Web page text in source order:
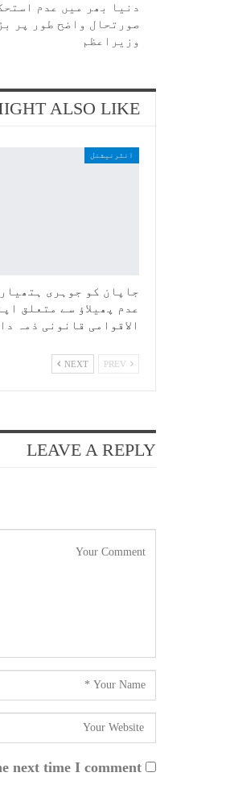
دنیا بھر میں عدم
صورتحال واضح طور پر
وزیراعظم
ALSO LIKE
انٹرنیشنل
جاپان کو جوہری
عدم پھیلاؤ سے متعلق
الاقوامی قانونی ذمہ
NEXT
LEAVE A REPLY
next time I comment.